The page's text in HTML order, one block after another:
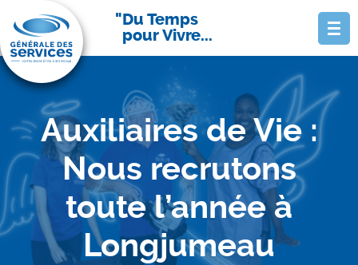
Du Temps
pour Vivre...
Auxiliaires de Vie :
Nous recrutons
toute l’année à
Longjumeau